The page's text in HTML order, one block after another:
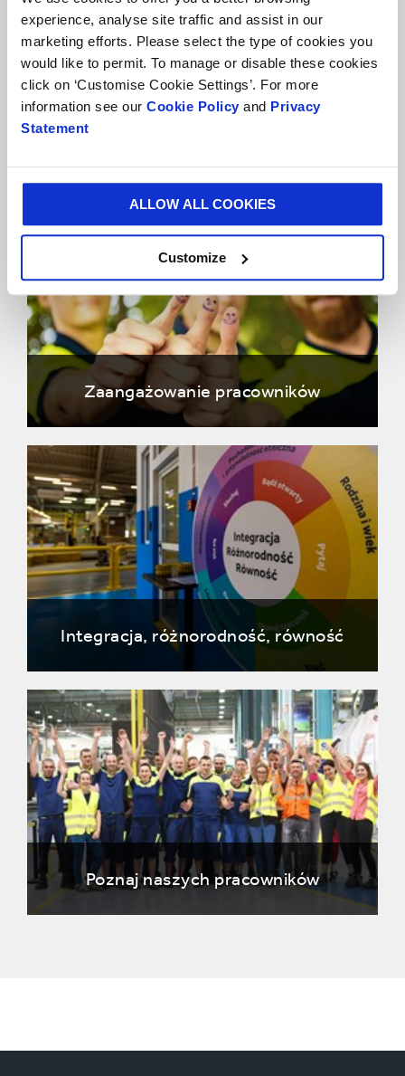
experience, analyse site traffic and assist in our
marketing efforts. Please select the type of cookies you
would like to permit. To manage or disable these cookies
click on ‘Customise Cookie Settings’. For more
information see our Cookie Policy and Privacy
Statement
ALLOW ALL COOKIES
Customize
Zaangażowanie pracowników
Integracja, różnorodność, równość
Poznaj naszych pracowników